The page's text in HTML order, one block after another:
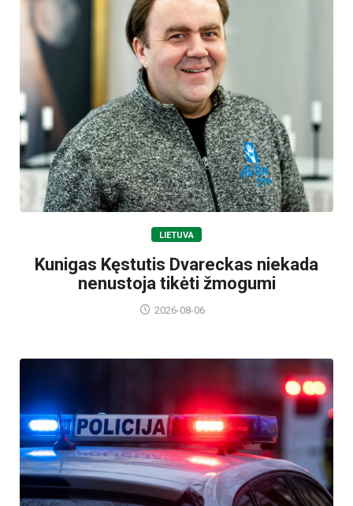
LIETUVA
Kunigas Kęstutis Dvareckas niekada
nenustoja tikėti žmogumi
2026-08-06